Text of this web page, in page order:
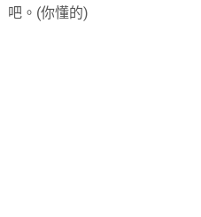
吧。(你懂的)